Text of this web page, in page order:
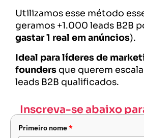
Utilizamos esse método
geramos +1.000 leads B2B
gastar 1 real em anúncios).
Ideal para líderes de
founders que querem
leads B2B qualificados.
Inscreva-se abaixo
Primeiro nome*